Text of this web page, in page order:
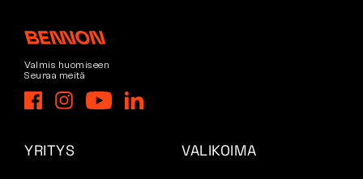
Valmis huomiseen
Seuraa meitä
YRITYS VALIKOIMA